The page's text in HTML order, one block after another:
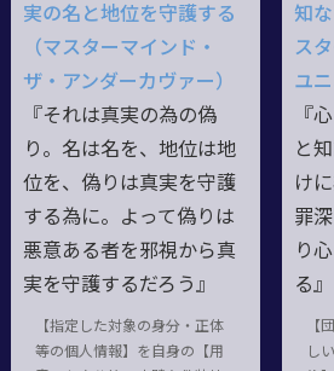
実の名と地位を守護する
（マスターマインド・
ザ・アンダーカヴァー）
『それは真実の為の偽
り。名は名を、地位は地
位を、偽りは真実を守護
する為に。よって偽りは
悪意ある者を邪視から真
実を守護するだろう』
【指定した対象の身分・正体
等の個人情報】を自身の【用
知
ス
ユニ
『
と
け
罪
り
る』
【
し